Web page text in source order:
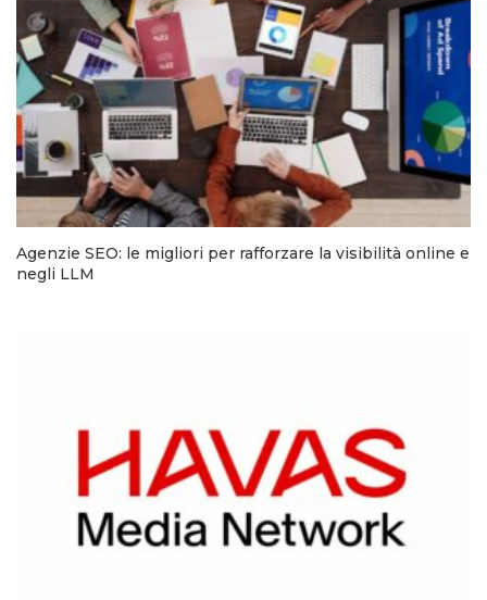
Agenzie SEO: le migliori per rafforzare la visibilità online e
negli LLM